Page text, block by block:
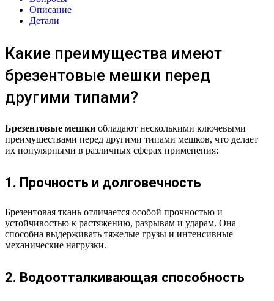
Описание
Детали
Какие преимущества имеют
брезентовые мешки перед
другими типами?
Брезентовые мешки обладают несколькими ключевыми
преимуществами перед другими типами мешков, что делает
их популярными в различных сферах применения:
1. Прочность и долговечность
Брезентовая ткань отличается особой прочностью и
устойчивостью к растяжению, разрывам и ударам. Она
способна выдерживать тяжелые грузы и интенсивные
механические нагрузки.
2. Водоотталкивающая способность